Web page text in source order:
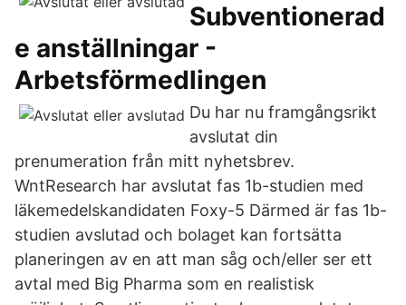
Subventionerad
e anställningar -
Arbetsförmedlingen
Du har nu framgångsrikt
avslutat din
prenumeration från mitt nyhetsbrev.
WntResearch har avslutat fas 1b-studien med
läkemedelskandidaten Foxy-5 Därmed är fas 1b-
studien avslutad och bolaget kan fortsätta
planeringen av en att man såg och/eller ser ett
avtal med Big Pharma som en realistisk